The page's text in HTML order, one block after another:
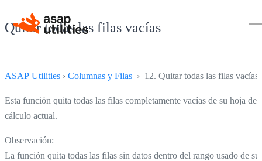
Quitar todas las filas vacías
ASAP Utilities › Columnas y Filas › 12. Quitar todas las filas vacías
Esta función quita todas las filas completamente vacías de su hoja de
cálculo actual.
Observación:
La función quita todas las filas sin datos dentro del rango usado de su